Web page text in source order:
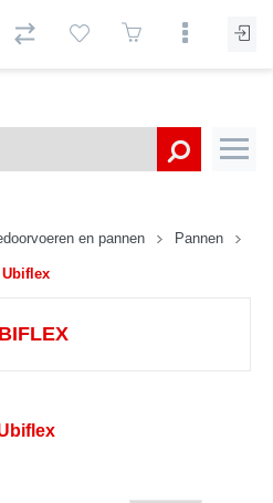
en pannen Pannen
Ubiflex